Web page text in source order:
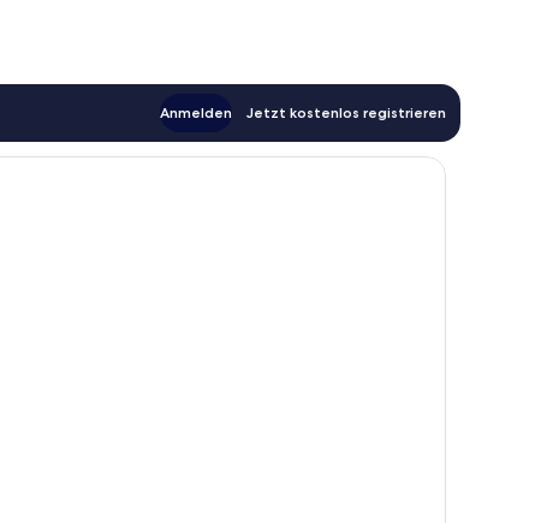
Anmelden Jetzt kostenlos registrieren